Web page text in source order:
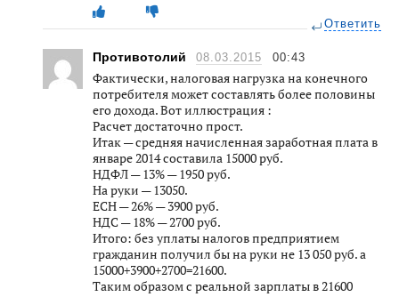
Ответить
Противотолий 08.03.2015 00:43
Фактически, налоговая нагрузка на конечного
потребителя может составлять более половины
его дохода. Вот иллюстрация :
Расчет достаточно прост.
Итак — средняя начисленная заработная плата в
январе 2014 составила 15000 руб.
НДФЛ — 13% — 1950 руб.
На руки — 13050.
ЕСН — 26% — 3900 руб.
НДС — 18% — 2700 руб.
Итого: без уплаты налогов предприятием
гражданин получил бы на руки не 13 050 руб. а
15000+3900+2700=21600.
Таким образом с реальной зарплаты в 21600